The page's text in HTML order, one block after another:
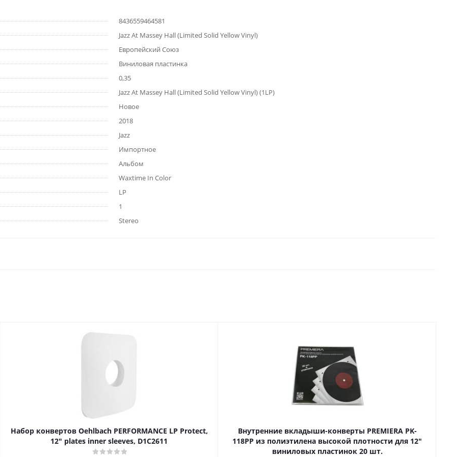
8436559464581
Jazz At Massey Hall (Limited Solid Yellow Vinyl)
Европейский Союз
Виниловая пластинка
0,35
Jazz At Massey Hall (Limited Solid Yellow Vinyl) (1LP)
Новое
2018
Jazz
Импортное
Альбом
Waxtime In Color
LP
1
Stereo
Набор конвертов Oehlbach PERFORMANCE LP Protect,
12" plates inner sleeves, D1C2611
Внутренние вкладыши-конверты PREMIERA PK-
118PP из полиэтилена высокой плотности для 12"
виниловых пластинок 20 шт.